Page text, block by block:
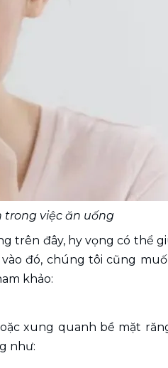
việc ăn uống
trên đây, hy vọng có thể
đó, chúng tôi cũng
khảo:
xung quanh bề mặt
như: